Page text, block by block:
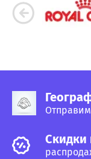
Cкидки